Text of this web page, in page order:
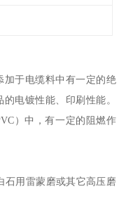
加于电缆料中有一定的绝
电镀性能、印刷性能。
）中，有一定的阻燃作
石用雷蒙磨或其它高压磨